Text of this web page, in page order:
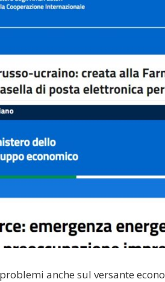
anche sul versante